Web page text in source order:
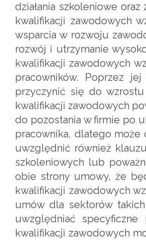
działania szkoleniowe
kwalifikacji zawodowych
wsparcia w rozwoju
rozwój i utrzymanie
kwalifikacji zawodowych
pracowników. Poprzez
przyczynić się do
kwalifikacji zawodowych
do pozostania w firmie po
pracownika, dlatego
uwzględnić również
szkoleniowych lub
obie strony umowy, że
kwalifikacji zawodowych
umów dla sektorów
uwzględniać
kwalifikacji zawodowych